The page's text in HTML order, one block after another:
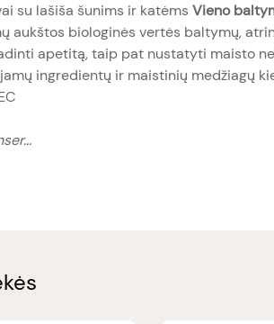
su lašiša šunims ir katėms Vieno
aukštos biologinės vertės baltymų,
apetitą, taip pat nustatyti maisto
ingredientų ir maistinių medžiagų